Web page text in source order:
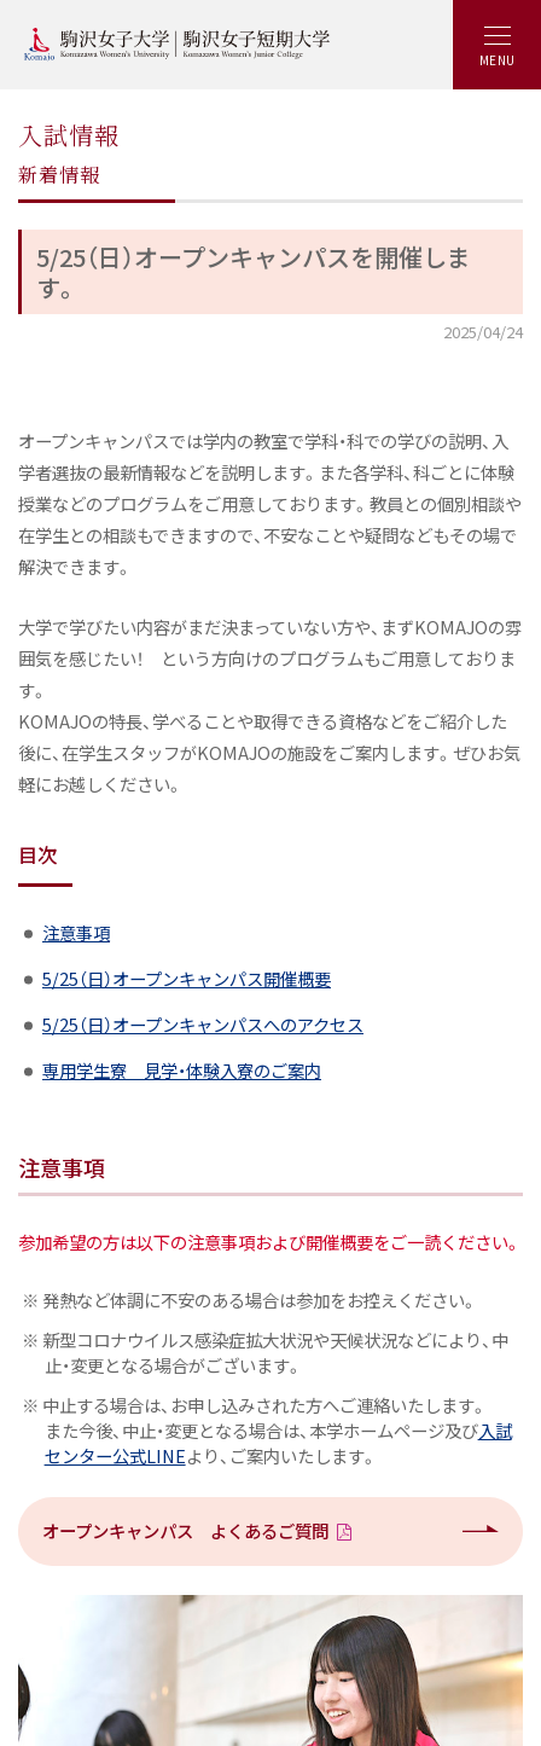
MENU
入試情報
新着情報
5/25（日）オープンキャンパスを開催しま
す。
2025/04/24
オープンキャンパスでは学内の教室で学科・科での学びの説明、入
学者選抜の最新情報などを説明します。また各学科、科ごとに体験
授業などのプログラムをご用意しております。教員との個別相談や
在学生との相談もできますので、不安なことや疑問などもその場で
解決できます。
大学で学びたい内容がまだ決まっていない方や、まずKOMAJOの雰
囲気を感じたい！ という方向けのプログラムもご用意しておりま
す。
KOMAJOの特長、学べることや取得できる資格などをご紹介した
後に、在学生スタッフがKOMAJOの施設をご案内します。ぜひお気
軽にお越しください。
目次
注意事項
5/25（日）オープンキャンパス開催概要
5/25（日）オープンキャンパスへのアクセス
専用学生寮 見学・体験入寮のご案内
注意事項
参加希望の方は以下の注意事項および開催概要をご一読ください。
※ 発熱など体調に不安のある場合は参加をお控えください。
※ 新型コロナウイルス感染症拡大状況や天候状況などにより、中
止・変更となる場合がございます。
※ 中止する場合は、お申し込みされた方へご連絡いたします。
また今後、中止・変更となる場合は、本学ホームページ及び入試
センター公式LINEより、ご案内いたします。
オープンキャンパス よくあるご質問